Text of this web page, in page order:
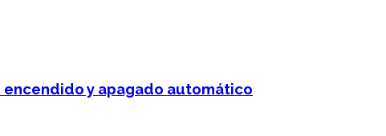
encendido y apagado automático